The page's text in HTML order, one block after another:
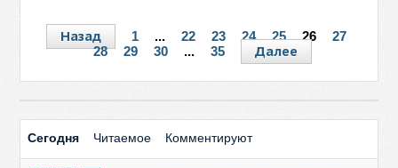
Назад 1 ... 22 23 24 25 26
27
28
29 30 ... 35 Далее
Сегодня Читаемое Комментируют